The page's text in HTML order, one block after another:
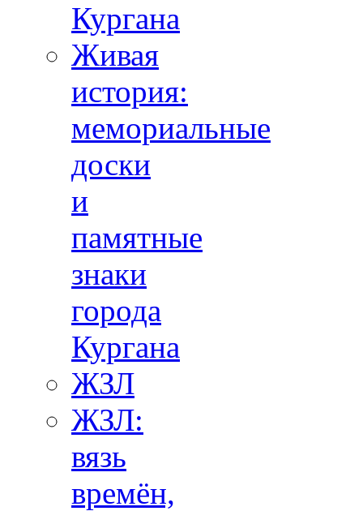
Кургана
Живая
история:
мемориальные
доски
и
памятные
знаки
города
Кургана
ЖЗЛ
ЖЗЛ:
вязь
времён,